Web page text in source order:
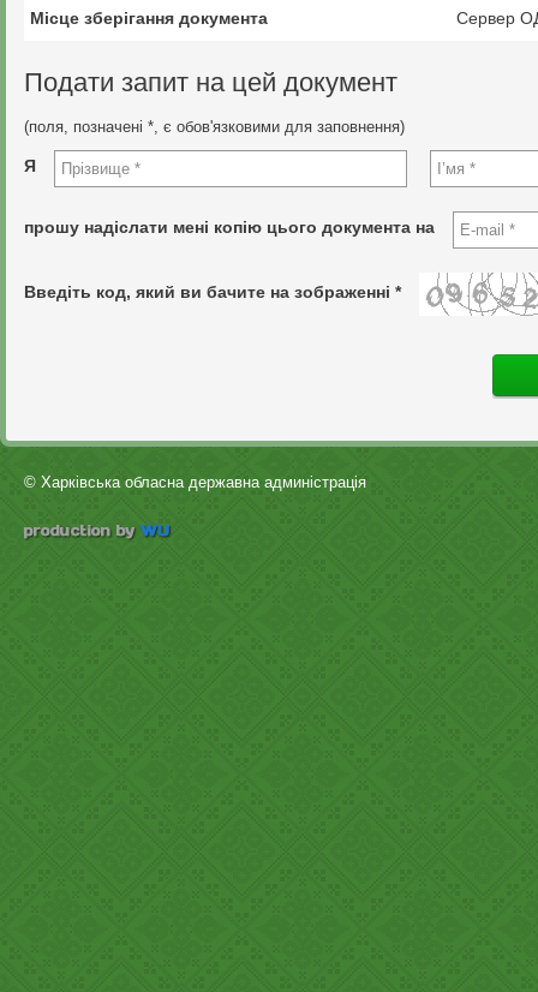
Місце зберігання документа Сервер
Подати запит на цей документ
(поля, позначені *, є обов'язковими для заповнення)
Я
прошу надіслати мені копію цього документа на
Введіть код, який ви бачите на зображенні *
© Харківська обласна державна админістрація